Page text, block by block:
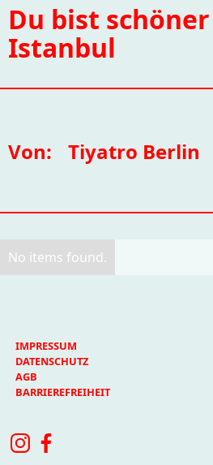
Du bist
Istanbul
Von: Tiyatro Berlin
No items found.
IMPRESSUM
DATENSCHUTZ
AGB
BARRIEREFREIHEIT